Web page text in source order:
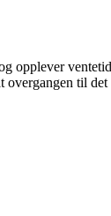
opplever
til